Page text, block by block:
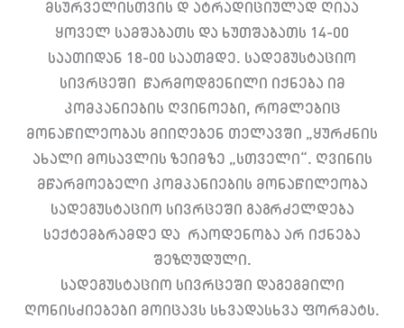
მსურველისთვის დ ატრადიციულად ღიაა
ყოველ სამშაბათს და ხუთშაბათს 14-00
საათიდან 18-00 საათმდე. სადეგუსტაციო
სივრცეში წარმოდგენილი იქნება იმ
კომპანიების ღვინოები, რომლებიც
მონაწილეობას მიიღებენ თელავში „ყურძნის
ახალი მოსავლის ზეიმზე „სთველი“. ღვინის
მწარმოებელი კომპანიების მონაწილეობა
სადეგუსტაციო სივრცეში გაგრძელდება
სექტემბრამდე და რაოდენობა არ იქნება
შეზღუდული.
სადეგუსტაციო სივრცეში დაგეგმილი
ღონისძიებები მოიცავს სხვადასხვა ფორმატს.